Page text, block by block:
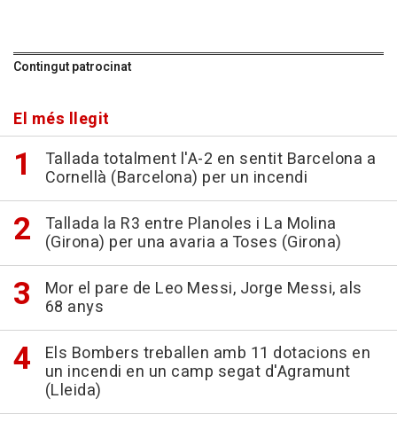
Contingut patrocinat
El més llegit
Tallada totalment l'A-2 en sentit Barcelona a
Cornellà (Barcelona) per un incendi
Tallada la R3 entre Planoles i La Molina
(Girona) per una avaria a Toses (Girona)
Mor el pare de Leo Messi, Jorge Messi, als
68 anys
Els Bombers treballen amb 11 dotacions en
un incendi en un camp segat d'Agramunt
(Lleida)